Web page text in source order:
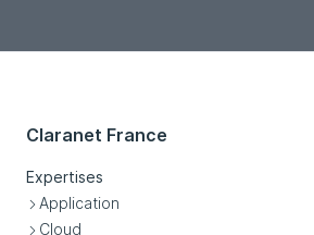
Claranet France
Expertises
Application
Cloud